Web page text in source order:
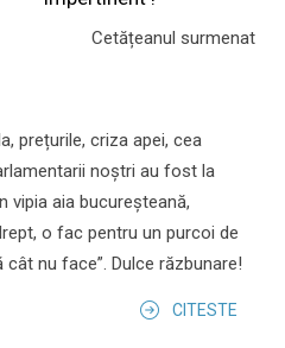
Cetățeanul surmenat
prețurile, criza apei, cea
noștri au fost la
vipia aia bucureșteană,
o fac pentru un purcoi de
nu face”. Dulce răzbunare!
CITESTE